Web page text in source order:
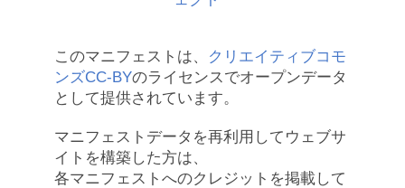
このマニフェストは、
クリエイティブコモ
ンズCC-BYのライセンスでオープンデータ
として提供されています。
マニフェストデータを再利用してウェブサ
イトを構築した方は、
各マニフェストへのクレジットを掲載して